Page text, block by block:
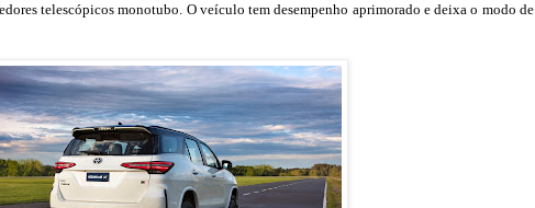
telescópicos monotubo. O veículo tem desempenho aprimorado e deixa o modo de